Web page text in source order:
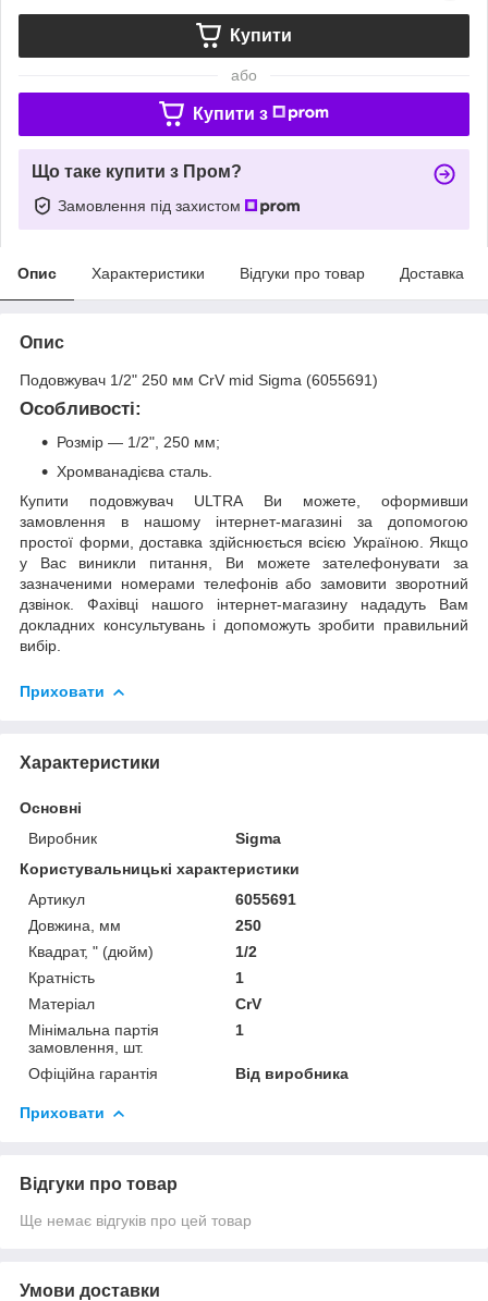
Купити
або
Купити з
Що таке купити з Пром?
Замовлення під захистом
Опис Характеристики Відгуки про товар Доставка
Опис
Подовжувач 1/2" 250 мм CrV mid Sigma (6055691)
Особливості:
Розмір — 1/2", 250 мм;
Хромванадієва сталь.
Купити подовжувач ULTRA Ви можете, оформивши
замовлення в нашому інтернет-магазині за допомогою
простої форми, доставка здійснюється всією Україною. Якщо
у Вас виникли питання, Ви можете зателефонувати за
зазначеними номерами телефонів або замовити зворотний
дзвінок. Фахівці нашого інтернет-магазину нададуть Вам
докладних консультувань і допоможуть зробити правильний
вибір.
Приховати
Характеристики
Основні
Виробник
Sigma
Користувальницькі характеристики
Артикул
6055691
Довжина, мм
250
Квадрат, " (дюйм)
1/2
Кратність
1
Матеріал
CrV
Мінімальна партія
замовлення, шт.
1
Офіційна гарантія Від виробника
Приховати
Відгуки про товар
Ще немає відгуків про цей товар
Умови доставки